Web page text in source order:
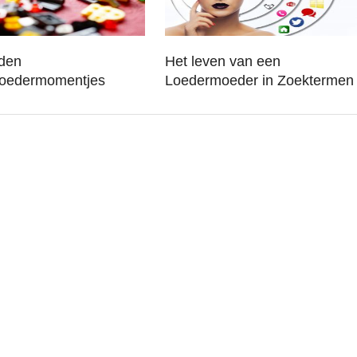
Het leven van een
Loedermoeder in Zoektermen